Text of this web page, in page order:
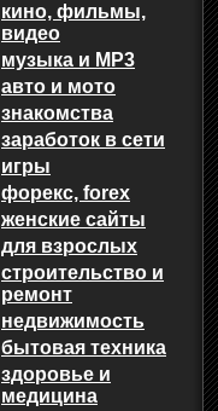
кино, фильмы,
видео
музыка и MP3
авто и мото
знакомства
заработок в сети
игры
форекс, forex
женские сайты
для взрослых
строительство и
ремонт
недвижимость
бытовая техника
здоровье и
медицина